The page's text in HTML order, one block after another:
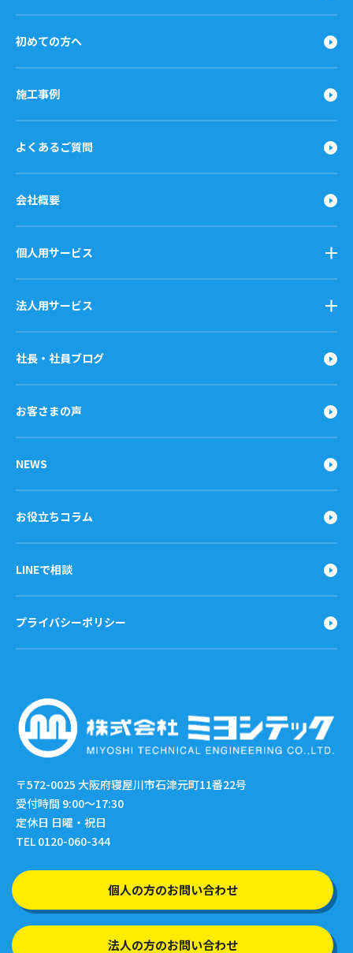
初めての方へ
施工事例
よくあるご質問
会社概要
個人用サービス
法人用サービス
社長・社員ブログ
お客さまの声
NEWS
お役立ちコラム
LINEで相談
プライバシーポリシー
〒572-0025 大阪府寝屋川市石津元町11番22号
受付時間 9:00〜17:30
定休日 日曜・祝日
TEL 0120-060-344
個人の方のお問い合わせ
法人の方のお問い合わせ